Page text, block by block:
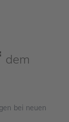
dem
bei neuen